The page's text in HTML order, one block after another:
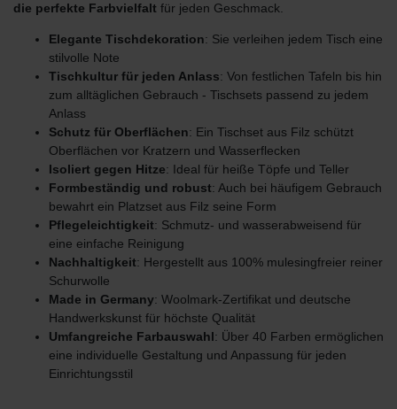
die perfekte Farbvielfalt für jeden Geschmack.
Elegante Tischdekoration: Sie verleihen jedem Tisch eine
stilvolle Note
Tischkultur für jeden Anlass: Von festlichen Tafeln bis hin
zum alltäglichen Gebrauch - Tischsets passend zu jedem
Anlass
Schutz für Oberflächen: Ein Tischset aus Filz schützt
Oberflächen vor Kratzern und Wasserflecken
Isoliert gegen Hitze: Ideal für heiße Töpfe und Teller
Formbeständig und robust: Auch bei häufigem Gebrauch
bewahrt ein Platzset aus Filz seine Form
Pflegeleichtigkeit: Schmutz- und wasserabweisend für
eine einfache Reinigung
Nachhaltigkeit: Hergestellt aus 100% mulesingfreier reiner
Schurwolle
Made in Germany: Woolmark-Zertifikat und deutsche
Handwerkskunst für höchste Qualität
Umfangreiche Farbauswahl: Über 40 Farben ermöglichen
eine individuelle Gestaltung und Anpassung für jeden
Einrichtungsstil